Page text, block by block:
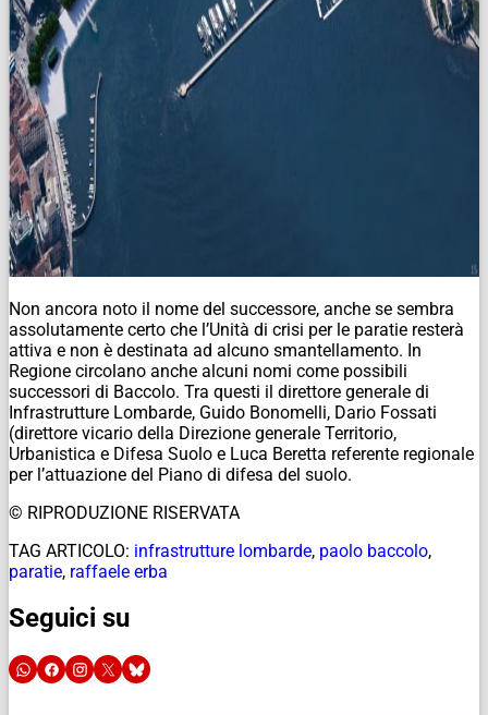
Non ancora noto il nome del successore, anche se sembra
assolutamente certo che l’Unità di crisi per le paratie resterà
attiva e non è destinata ad alcuno smantellamento. In
Regione circolano anche alcuni nomi come possibili
successori di Baccolo. Tra questi il direttore generale di
Infrastrutture Lombarde, Guido Bonomelli, Dario Fossati
(direttore vicario della Direzione generale Territorio,
Urbanistica e Difesa Suolo e Luca Beretta referente regionale
per l’attuazione del Piano di difesa del suolo.
© RIPRODUZIONE RISERVATA
TAG ARTICOLO: infrastrutture lombarde, paolo baccolo,
paratie, raffaele erba
Seguici su